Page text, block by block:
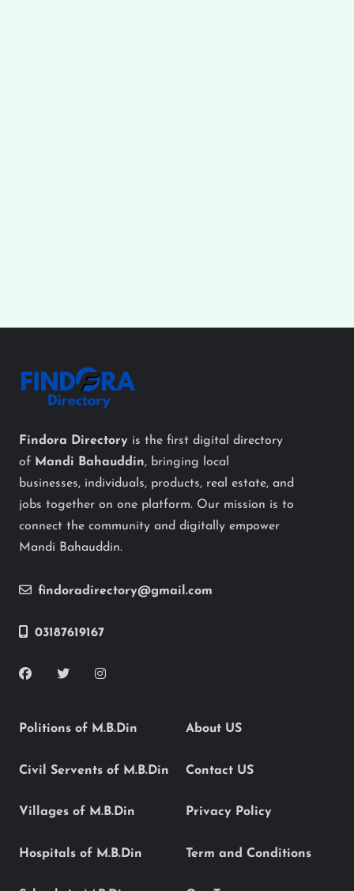
Findora Directory is the first digital directory
of Mandi Bahauddin, bringing local
businesses, individuals, products, real estate, and
jobs together on one platform. Our mission is to
connect the community and digitally empower
Mandi Bahauddin.
findoradirectory@gmail.com
03187619167
Politions of M.B.Din
Civil Servents of M.B.Din
Villages of M.B.Din
Hospitals of M.B.Din
About US
Contact US
Privacy Policy
Term and Conditions